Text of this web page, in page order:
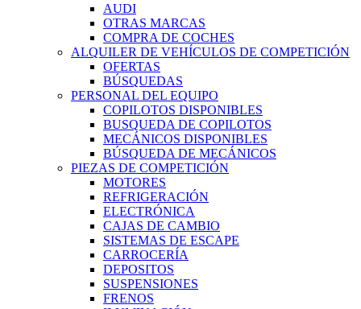
AUDI
OTRAS MARCAS
COMPRA DE COCHES
ALQUILER DE VEHÍCULOS DE COMPETICIÓN
OFERTAS
BÚSQUEDAS
PERSONAL DEL EQUIPO
COPILOTOS DISPONIBLES
BUSQUEDA DE COPILOTOS
MECÁNICOS DISPONIBLES
BÚSQUEDA DE MECÁNICOS
PIEZAS DE COMPETICIÓN
MOTORES
REFRIGERACIÓN
ELECTRÓNICA
CAJAS DE CAMBIO
SISTEMAS DE ESCAPE
CARROCERÍA
DEPOSITOS
SUSPENSIONES
FRENOS